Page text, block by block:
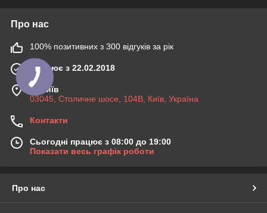
Про нас
100% позитивних з 300 відгуків за рік
Працює з 22.02.2018
м. Київ
03045, Столичне шосе, 104B, Київ, Україна
Контакти
Сьогодні працює з 08:00 до 19:00
Показати весь графік роботи
Про нас